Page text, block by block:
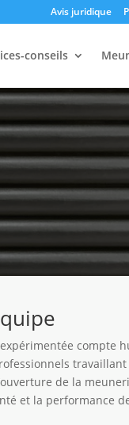
Avis juridique
conseils
compte
de la
et la performance